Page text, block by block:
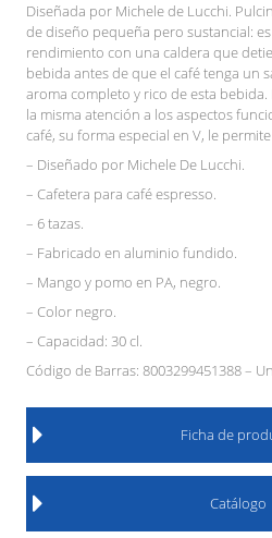
Diseñada por Michele de Lucchi.
de diseño pequeña pero sustancial:
rendimiento con una caldera que
bebida antes de que el café tenga un
aroma completo y rico de esta
la misma atención a los aspectos
café, su forma especial en V, le
– Diseñado por Michele De Lucchi.
– Cafetera para café espresso.
– 6 tazas.
– Fabricado en aluminio fundido.
– Mango y pomo en PA, negro.
– Color negro.
– Capacidad: 30 cl.
Código de Barras: 8003299451388 –
Ficha de
Catálogo